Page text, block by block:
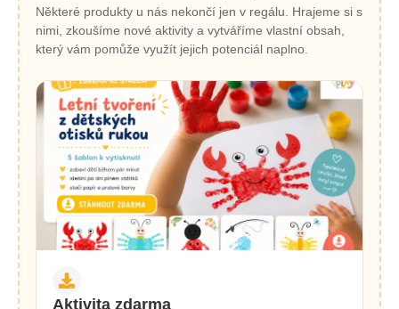
Některé produkty u nás nekončí jen v regálu. Hrajeme si s
nimi, zkoušíme nové aktivity a vytváříme vlastní obsah,
který vám pomůže využít jejich potenciál naplno.
Aktivita zdarma